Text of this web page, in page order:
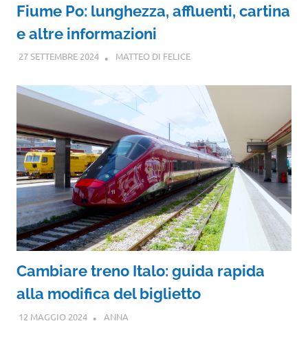
Fiume Po: lunghezza, affluenti, cartina
e altre informazioni
27 SETTEMBRE 2024 MATTEO DI FELICE
Cambiare treno Italo: guida rapida
alla modifica del biglietto
12 MAGGIO 2024 ANNA